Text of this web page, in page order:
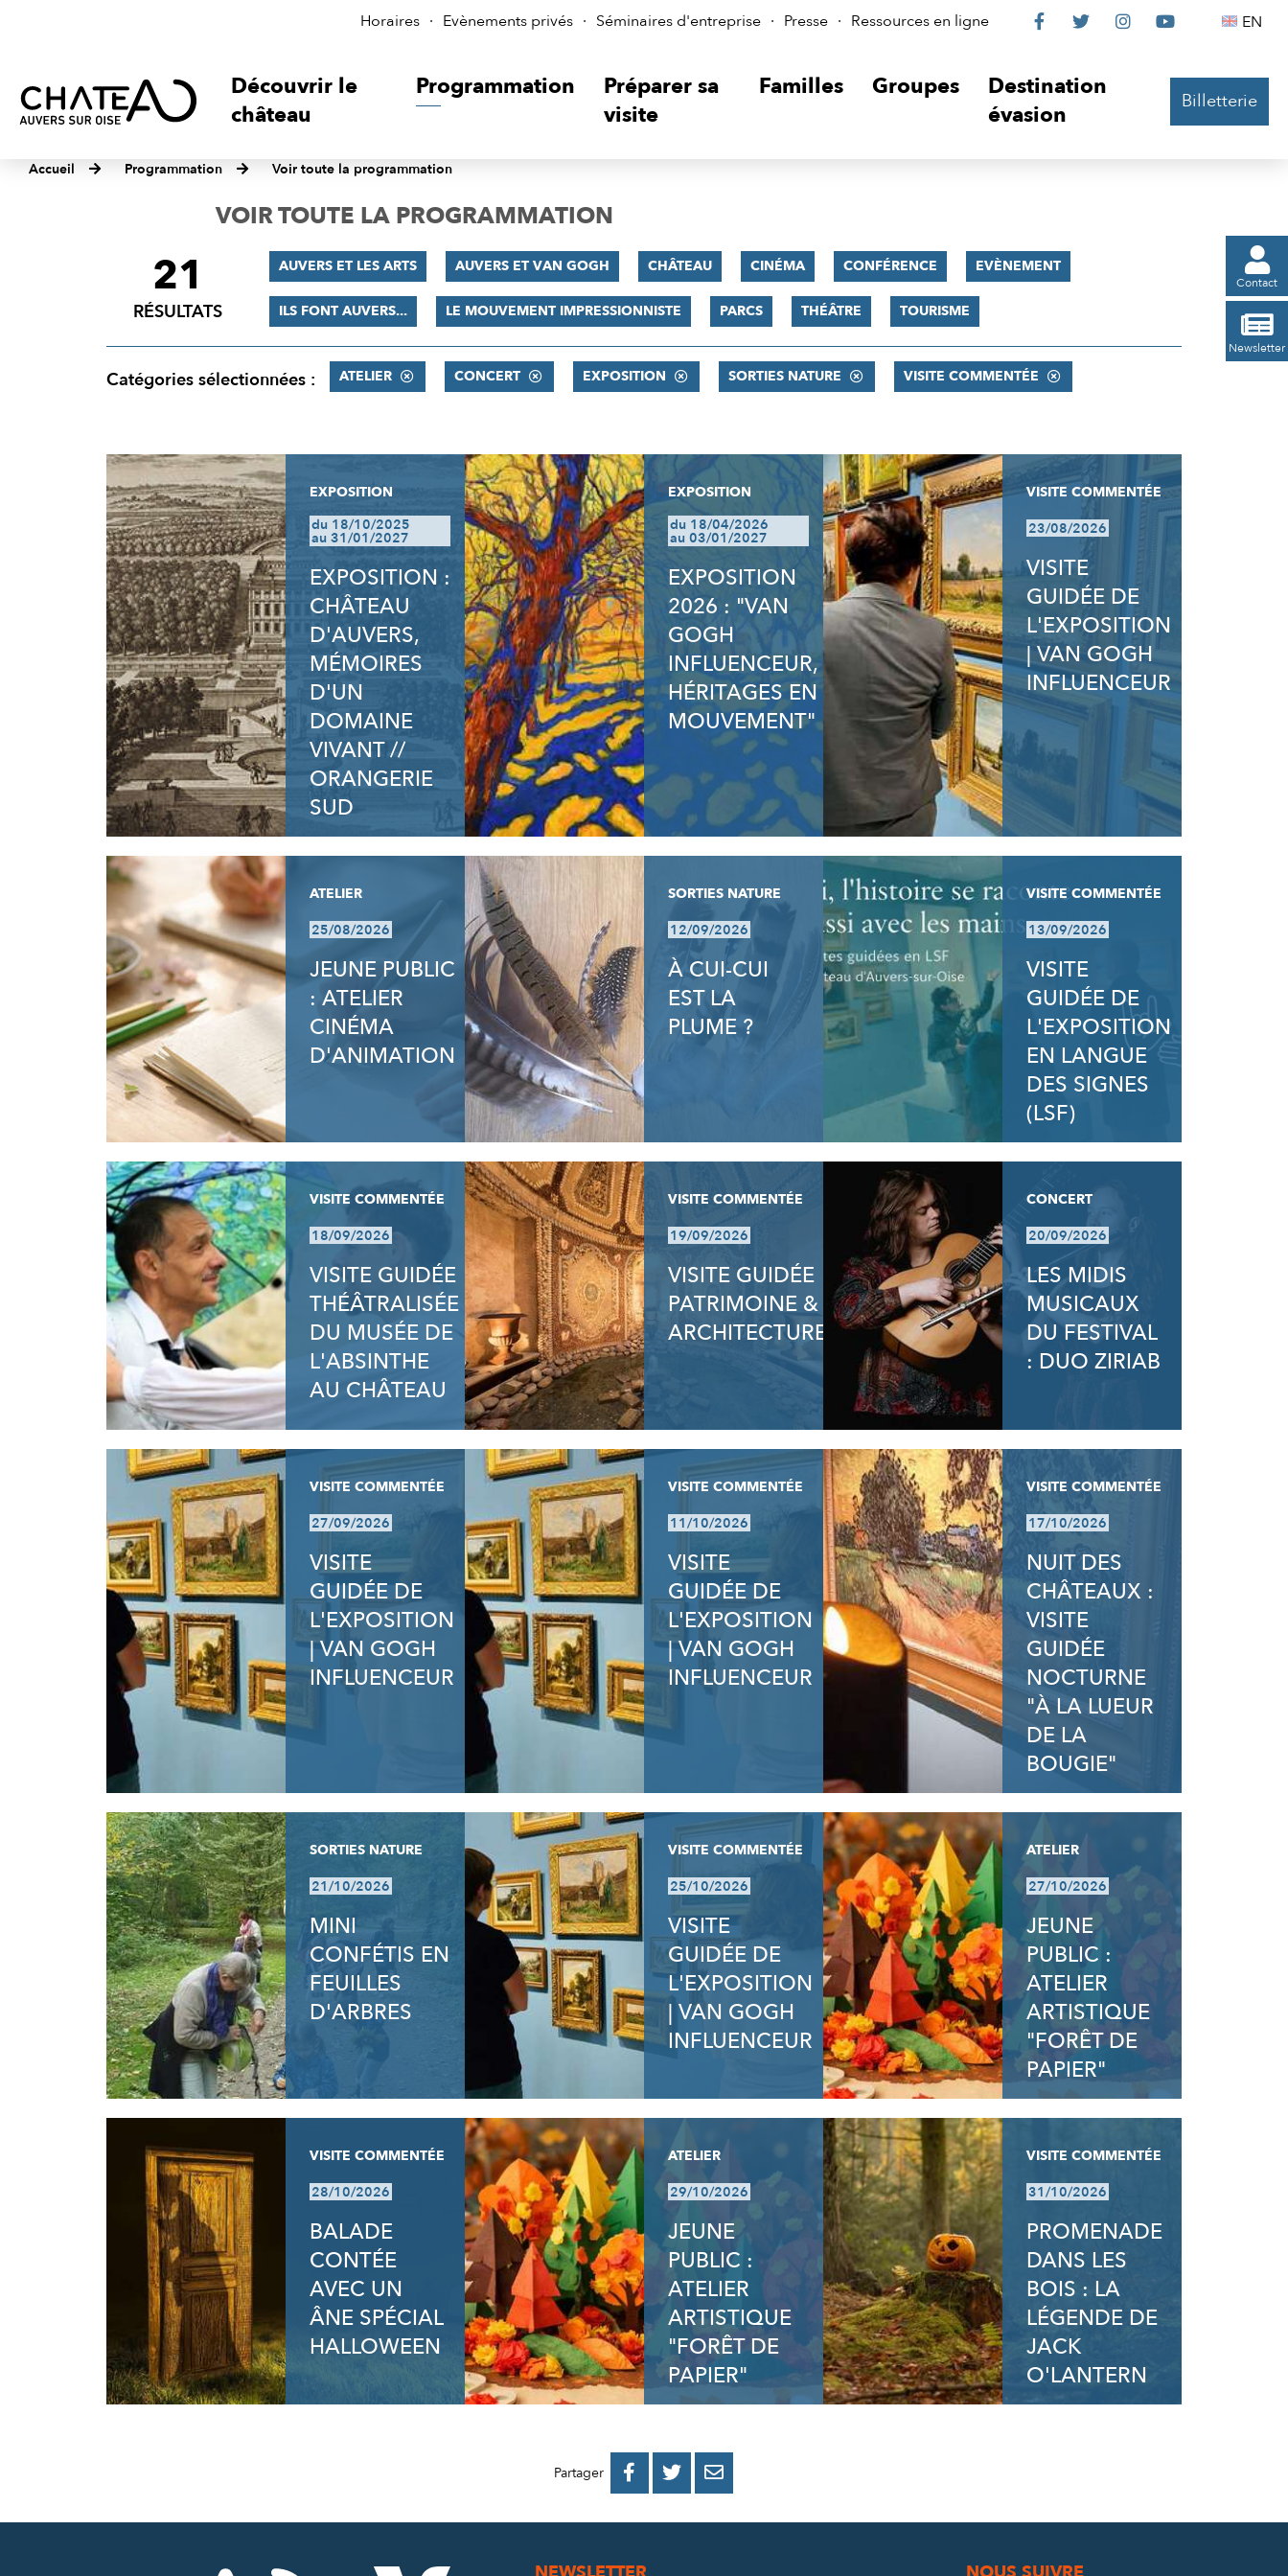
Horaires Evènements privés Séminaires d'entreprise Presse Ressources en ligne
Le
sur

Le

Le

Le
 EN
Découvrir le
château
Programmation
Préparer sa
visite
Familles Groupes
Destination
évasion
Billetterie
Accueil Programmation Voir toute la programmation

Contact

Newsletter
VOIR TOUTE LA PROGRAMMATION
FILTRER
RÉSULTATS
21
RÉSULTATS
AUVERS ET LES ARTS AUVERS ET VAN GOGH CHÂTEAU CINÉMA CONFÉRENCE EVÈNEMENT
ILS FONT AUVERS... LE MOUVEMENT IMPRESSIONNISTE PARCS THÉÂTRE TOURISME
Catégories sélectionnées : ATELIER CONCERT EXPOSITION SORTIES NATURE VISITE COMMENTÉE
RÉSULTATS
EXPOSITION
du 18/10/2025
au 31/01/2027
EXPOSITION :
CHÂTEAU
D'AUVERS,
MÉMOIRES
D'UN
DOMAINE
VIVANT //
ORANGERIE
SUD
EXPOSITION
du 18/04/2026
au 03/01/2027
EXPOSITION
2026 : "VAN
GOGH
INFLUENCEUR,
HÉRITAGES EN
MOUVEMENT"
VISITE COMMENTÉE
23/08/2026
VISITE
GUIDÉE DE
L'EXPOSITION
| VAN GOGH
INFLUENCEUR
ATELIER
25/08/2026
JEUNE PUBLIC
: ATELIER
CINÉMA
D'ANIMATION
SORTIES NATURE
12/09/2026
À CUI-CUI
EST LA
PLUME ?
VISITE COMMENTÉE
13/09/2026
VISITE
GUIDÉE DE
L'EXPOSITION
EN LANGUE
DES SIGNES
(LSF)
VISITE COMMENTÉE
18/09/2026
VISITE GUIDÉE
THÉÂTRALISÉE
DU MUSÉE DE
L'ABSINTHE
AU CHÂTEAU
VISITE COMMENTÉE
19/09/2026
VISITE GUIDÉE
PATRIMOINE &
ARCHITECTURE
CONCERT
20/09/2026
LES MIDIS
MUSICAUX
DU FESTIVAL
: DUO ZIRIAB
VISITE COMMENTÉE
27/09/2026
VISITE
GUIDÉE DE
L'EXPOSITION
| VAN GOGH
INFLUENCEUR
VISITE COMMENTÉE
11/10/2026
VISITE
GUIDÉE DE
L'EXPOSITION
| VAN GOGH
INFLUENCEUR
VISITE COMMENTÉE
17/10/2026
NUIT DES
CHÂTEAUX :
VISITE
GUIDÉE
NOCTURNE
"À LA LUEUR
DE LA
BOUGIE"
SORTIES NATURE
21/10/2026
MINI
CONFÉTIS EN
FEUILLES
D'ARBRES
VISITE COMMENTÉE
25/10/2026
VISITE
GUIDÉE DE
L'EXPOSITION
| VAN GOGH
INFLUENCEUR
ATELIER
27/10/2026
JEUNE
PUBLIC :
ATELIER
ARTISTIQUE
"FORÊT DE
PAPIER"
VISITE COMMENTÉE
28/10/2026
BALADE
CONTÉE
AVEC UN
ÂNE SPÉCIAL
HALLOWEEN
ATELIER
29/10/2026
JEUNE
PUBLIC :
ATELIER
ARTISTIQUE
"FORÊT DE
PAPIER"
VISITE COMMENTÉE
31/10/2026
PROMENADE
DANS LES
BOIS : LA
LÉGENDE DE
JACK
O'LANTERN
Partager 
PARTAGER
PARTAGER
PARTAGER